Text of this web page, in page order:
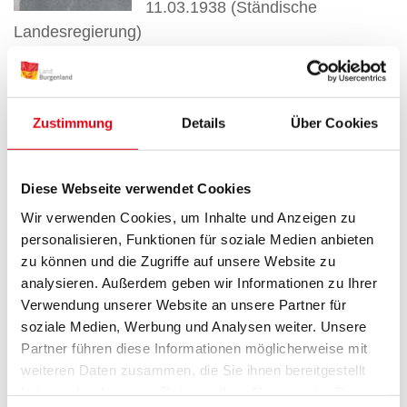
Zustimmung Details Über Cookies
Diese Webseite verwendet Cookies
Wir verwenden Cookies, um Inhalte und Anzeigen zu
personalisieren, Funktionen für soziale Medien anbieten
zu können und die Zugriffe auf unsere Website zu
analysieren. Außerdem geben wir Informationen zu Ihrer
Verwendung unserer Website an unsere Partner für
soziale Medien, Werbung und Analysen weiter. Unsere
Partner führen diese Informationen möglicherweise mit
weiteren Daten zusammen, die Sie ihnen bereitgestellt
11.03.1938 (Ständische
Landesregierung)
Partei: Christlichsoziale Partei, Vaterländische Front
Johann Thullner
Landeshauptmann 24.07.1929 -
Partei: Christlichsoziale Partei
Anton Schreiner
Landeshauptmann 10.01.1928 -
24.07.1929
Landeshauptmann 10.12.1930 -
28.10.1931
Partei: Christlichsoziale Partei